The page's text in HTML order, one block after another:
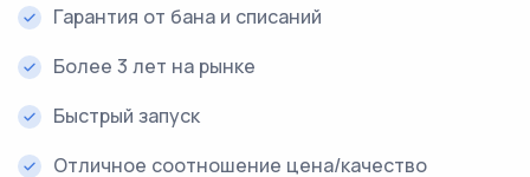
Гарантия от бана и списаний
Более 3 лет на рынке
Быстрый запуск
Отличное соотношение цена/качество